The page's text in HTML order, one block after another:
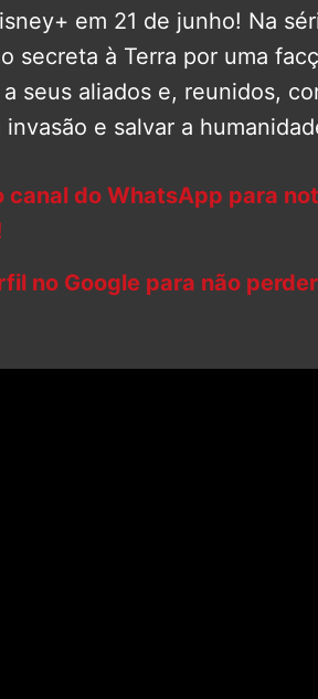
em 21 de junho! Na
secreta à Terra por uma
seus aliados e, reunidos,
e salvar a
canal do WhatsApp para
no Google para não